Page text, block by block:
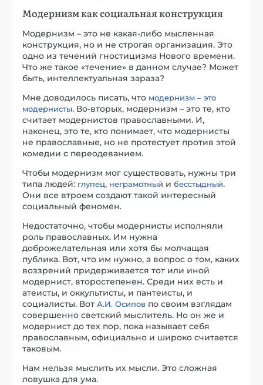
Модернизм как социальная конструкция
Модернизм – это не какая-либо мысленная
конструкция, но и не строгая организация. Это
одно из течений гностицизма Нового времени.
Что же такое «течение» в данном случае? Может
быть, интеллектуальная зараза?
Мне доводилось писать, что модернизм – это
модернисты. Во-вторых, модернизм – это те, кто
считает модернистов православными. И,
наконец, это те, кто понимает, что модернисты
не православные, но не протестует против этой
комедии с переодеванием.
Чтобы модернизм мог существовать, нужны три
типа людей: глупец, неграмотный ибесстыдный.
Они все втроем создают такой интересный
социальный феномен.
Недостаточно, чтобы модернисты исполняли
роль православных. Им нужна
доброжелательная или хотя бы молчащая
публика. Вот, что им нужно, а вопрос о том, каких
воззрений придерживается тот или иной
модернист, второстепенен. Среди них есть и
атеисты, и оккультисты, и пантеисты, и
социалисты. ВотА.И. Осипов по своим взглядам
совершенно светский мыслитель. Но он же и
модернист до тех пор, пока называет себя
православным, официально и широко считается
таковым.
Нам нельзя мыслить их мысли. Это сложная
ловушка для ума.